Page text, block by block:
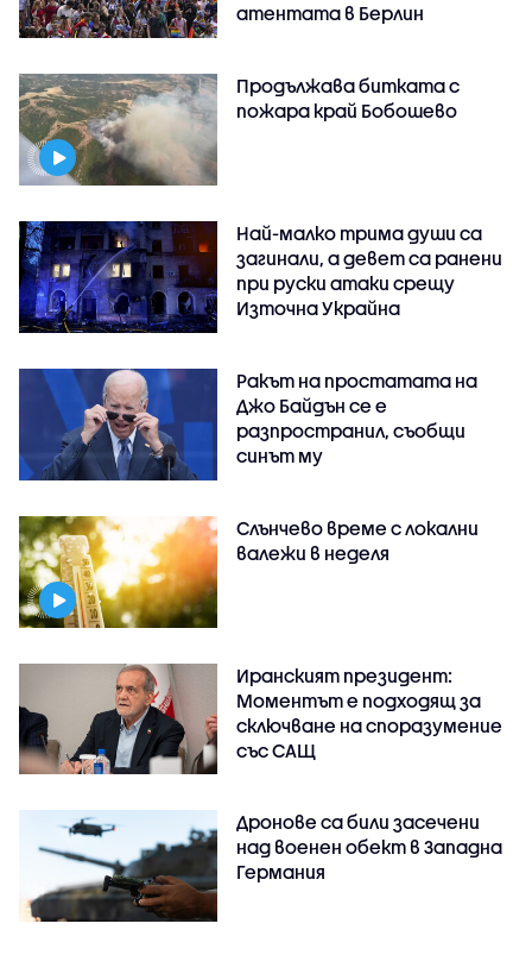
атентата в Берлин
Продължава битката с
пожара край Бобошево
Най-малко трима души са
загинали, а девет са ранени
при руски атаки срещу
Източна Украйна
Ракът на простатата на
Джо Байдън се е
разпространил, съобщи
синът му
Слънчево време с локални
валежи в неделя
Иранският президент:
Моментът е подходящ за
сключване на споразумение
със САЩ
Дронове са били засечени
над военен обект в Западна
Германия